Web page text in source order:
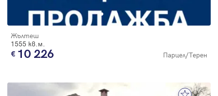
Жълтеш
1555 кв.м.
10 226 Парцел/Терен